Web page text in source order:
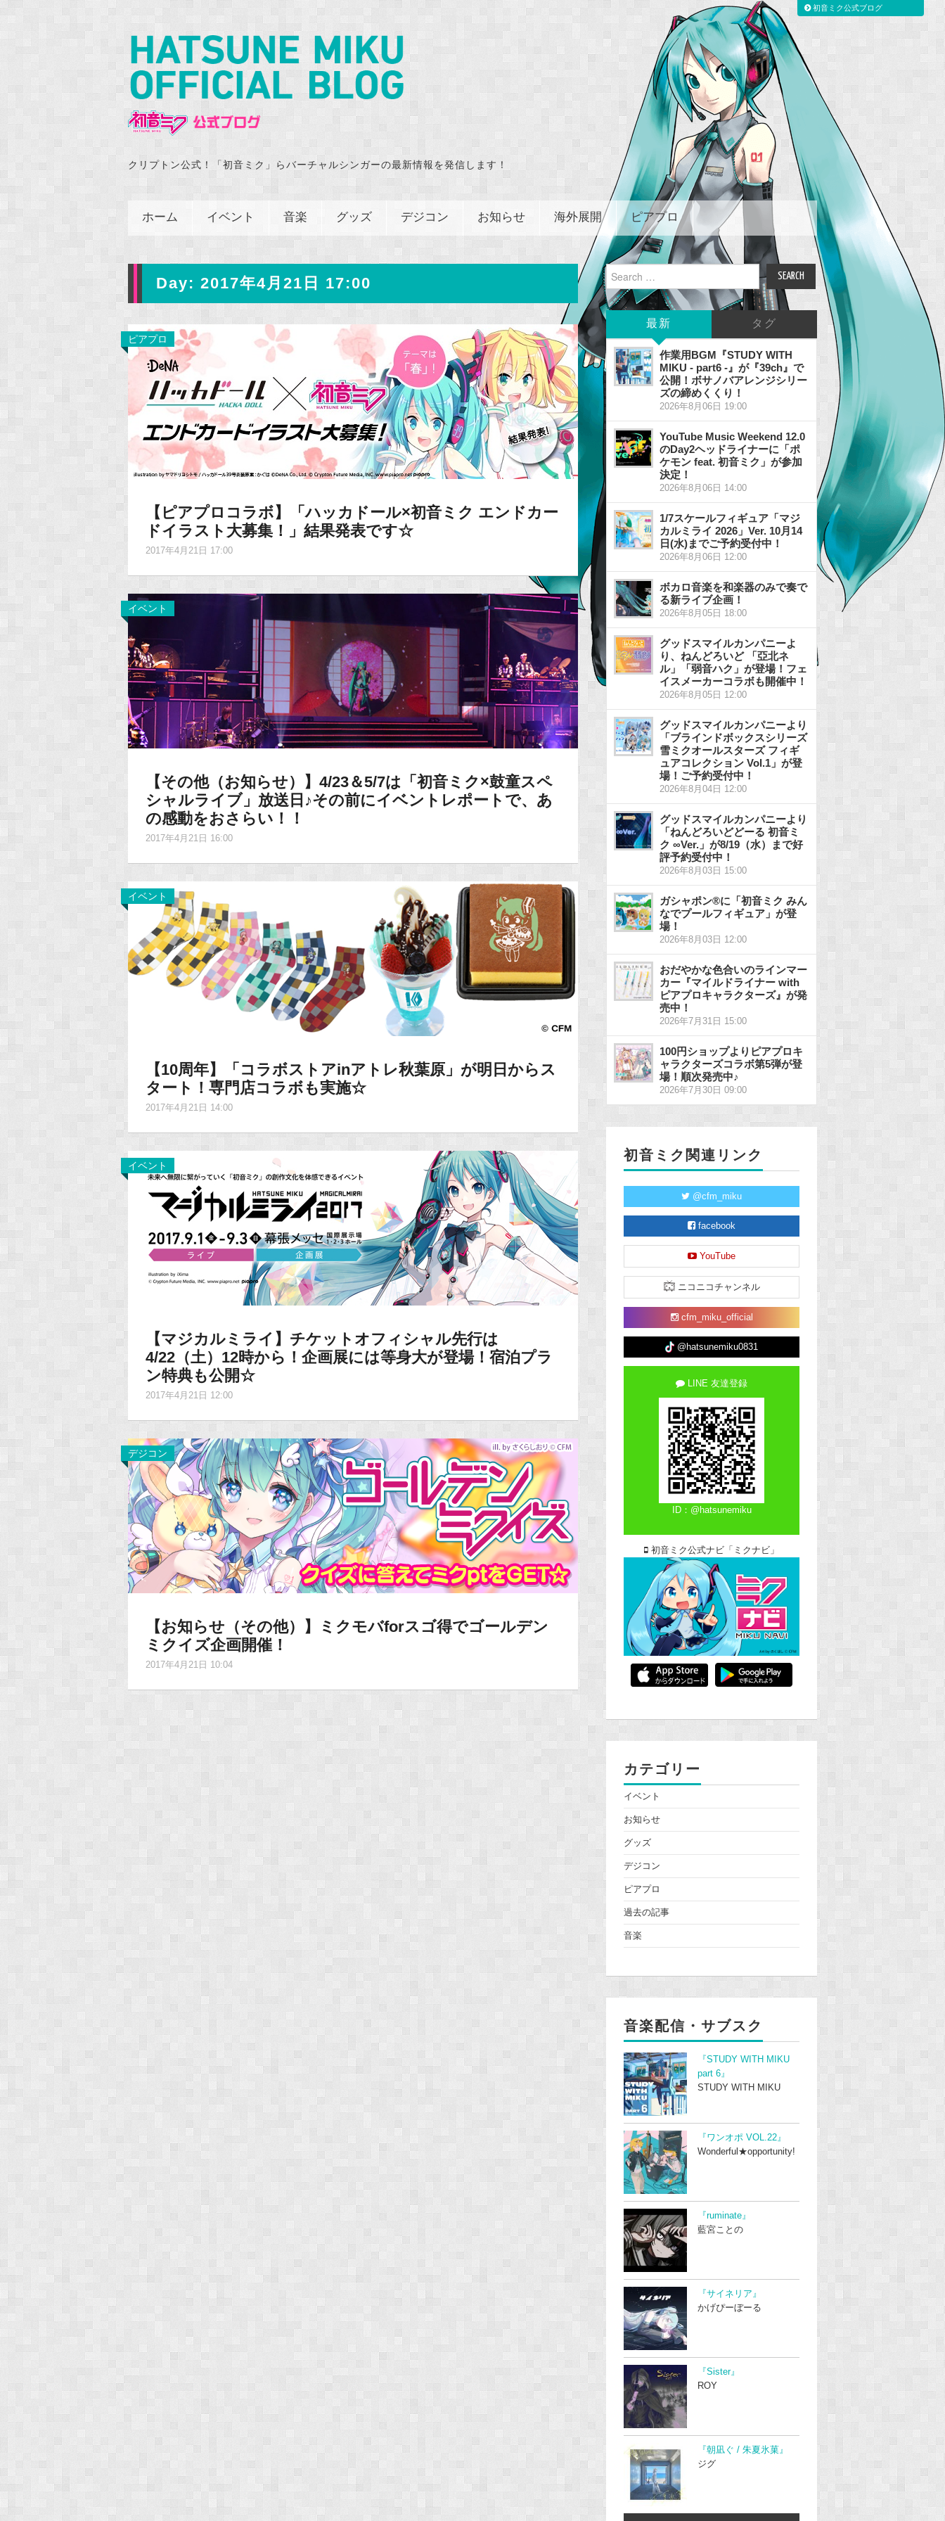
クリプトン公式！「初音ミク」らバーチャルシンガーの最新情報を発信します！
ホーム イベント 音楽 グッズ デジコン お知らせ 海外展開 ピアプロ
Day: 2017年4月21日 17:00
ピアプロ
【ピアプロコラボ】「ハッカドール×初音ミク エンドカー
ドイラスト大募集！」結果発表です☆
2017年4月21日 17:00
イベント
【その他（お知らせ）】4/23＆5/7は「初音ミク×鼓童スペ
シャルライブ」放送日♪その前にイベントレポートで、あ
の感動をおさらい！！
2017年4月21日 16:00
イベント
【10周年】「コラボストアinアトレ秋葉原」が明日からス
タート！専門店コラボも実施☆
2017年4月21日 14:00
イベント
【マジカルミライ】チケットオフィシャル先行は
4/22（土）12時から！企画展には等身大が登場！宿泊プラ
ン特典も公開☆
2017年4月21日 12:00
デジコン
【お知らせ（その他）】ミクモバforスゴ得でゴールデン
ミクイズ企画開催！
2017年4月21日 10:04
Search
for:
最新 タグ
作業用BGM『STUDY WITH
MIKU - part6 -』が『39ch』で
公開！ボサノバアレンジシリー
ズの締めくくり！
2026年8月06日 19:00
YouTube Music Weekend 12.0
のDay2ヘッドライナーに「ポ
ケモン feat. 初音ミク」が参加
決定！
2026年8月06日 14:00
1/7スケールフィギュア「マジ
カルミライ 2026」Ver. 10月14
日(水)までご予約受付中！
2026年8月06日 12:00
ボカロ音楽を和楽器のみで奏で
る新ライブ企画！
2026年8月05日 18:00
グッドスマイルカンパニーよ
り、ねんどろいど 「亞北ネ
ル」「弱音ハク」が登場！フェ
イスメーカーコラボも開催中！
2026年8月05日 12:00
グッドスマイルカンパニーより
「ブラインドボックスシリーズ
雪ミクオールスターズ フィギ
ュアコレクション Vol.1」が登
場！ご予約受付中！
2026年8月04日 12:00
グッドスマイルカンパニーより
「ねんどろいどどーる 初音ミ
ク ∞Ver.」が8/19（水）まで好
評予約受付中！
2026年8月03日 15:00
ガシャポン®に「初音ミク みん
なでプールフィギュア」が登
場！
2026年8月03日 12:00
おだやかな色合いのラインマー
カー『マイルドライナー with
ピアプロキャラクターズ』が発
売中！
2026年7月31日 15:00
100円ショップよりピアプロキ
ャラクターズコラボ第5弾が登
場！順次発売中♪
2026年7月30日 09:00
初音ミク関連リンク
@cfm_miku
facebook
YouTube
ニコニコチャンネル
cfm_miku_official
@hatsunemiku0831
LINE 友達登録
ID：@hatsunemiku
初音ミク公式ナビ「ミクナビ」
カテゴリー
イベント
お知らせ
グッズ
デジコン
ピアプロ
過去の記事
音楽
音楽配信・サブスク
『STUDY WITH MIKU
part 6』
STUDY WITH MIKU
『ワンオポ VOL.22』
Wonderful★opportunity!
『ruminate』
藍宮ことの
『サイネリア』
かげぴーぼーる
『Sister』
ROY
『朝凪ぐ / 朱夏氷菓』
ジグ
初音ミク公式ブログ